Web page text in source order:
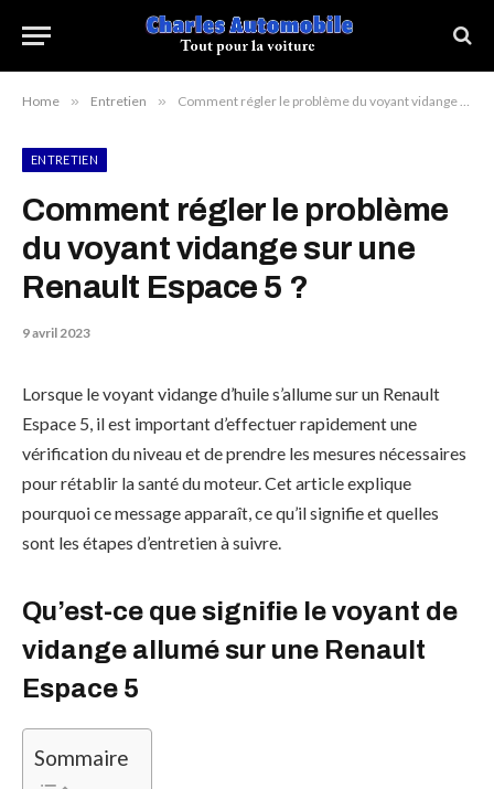
Home » Entretien » Comment régler le problème du voyant vidange sur une Renault Espace 5 ?
ENTRETIEN
Comment régler le problème
du voyant vidange sur une
Renault Espace 5 ?
9 avril 2023
Lorsque le voyant vidange d’huile s’allume sur un Renault
Espace 5, il est important d’effectuer rapidement une
vérification du niveau et de prendre les mesures nécessaires
pour rétablir la santé du moteur. Cet article explique
pourquoi ce message apparaît, ce qu’il signifie et quelles
sont les étapes d’entretien à suivre.
Qu’est-ce que signifie le voyant de
vidange allumé sur une Renault
Espace 5
Sommaire